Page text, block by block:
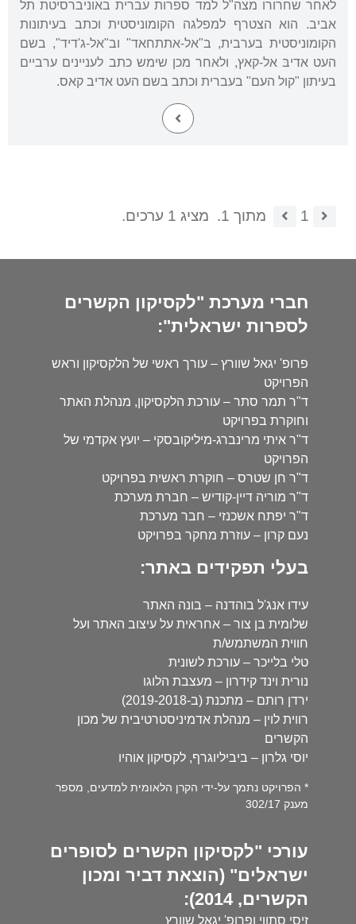
לאחר שחרורו מצה"ל למד ספרות עברית באוניברסיטת תל
אביב. הוא הצטרף למפלגה הקומוניסטית וכתב בעיתונות
הקומוניסטית בערבית, ב"אל-אתתחאד" וב"אל-ג'דיד", בשם
העט אדיבּ אל-קאץ, ולאחר מכן שימש כתב לעניינים ערביים
בעיתון "קול העם" בעברית וכתב בשם העט אדיב קאס.
1 מתוך 1. מציג 1 ערכים.
חברי מערכת "לקסיקון הקשרים
לספרות ישראלית":
פרופ' יגאל שוורץ – עורך ראשי של הלקסיקון וראש
הפרויקט
ד"ר תמר סתר – עורכת הלקסיקון, מנהלת האתר
וחוקרת בפרויקט
ד"ר איתי מרינברג-מיליקובסקי – יועץ אקדמי של
הפרויקט
ד"ר חן שטרס – חוקרת ראשית בפרויקט
ד"ר מוריה דיין-קודיש – חברת מערכת
ד"ר יפתח אשכנזי – חבר מערכת
נעם קרון – עוזרת מחקר בפרויקט
בעלי תפקידים באתר:
עידו אנג'ל בוהדנה – בונה האתר
שלומית בן צור – אחראית על עיצוב האתר ועל
חווית המשתמש/ת
טלי בלייכר – עורכת לשונית
נורית וינד קידרון – מעצבת הלוגו
ירדן רותם – מתכנת (ב-2019-2018)
רווית לוין – מנהלת אדמיניסטרטיבית של מכון
הקשרים
יוסי גלרון – ביביליוגרף, לקסיקון אוהיו
* הפרויקט נתמך על-ידי הקרן הלאומית למדעים, מספר
מענק 302/17
עורכי "לקסיקון הקשרים לסופרים
ישראלים" (הוצאת דביר ומכון
הקשרים, 2014):
זיסי סתווי ופרופ' יגאל שוורץ